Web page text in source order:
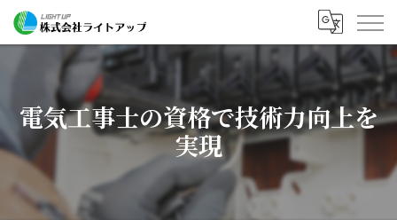
電気工事士の資格で技術力向上を
実現